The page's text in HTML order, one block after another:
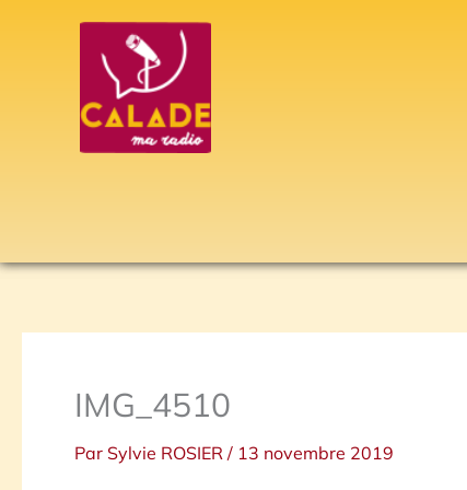
IMG_4510
Par Sylvie ROSIER / 13 novembre 2019